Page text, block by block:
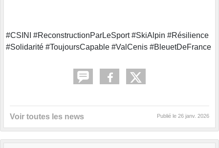
#CSINI #ReconstructionParLeSport #SkiAlpin #Résilience
#Solidarité #ToujoursCapable #ValCenis #BleuetDeFrance
Voir toutes les news Publié le 26 janv. 2026